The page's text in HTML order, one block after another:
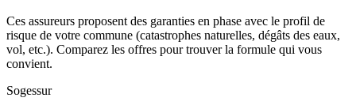
Ces assureurs proposent des garanties en phase avec le profil de
risque de votre commune (catastrophes naturelles, dégâts des eaux,
vol, etc.). Comparez les offres pour trouver la formule qui vous
convient.
Sogessur